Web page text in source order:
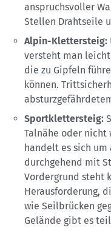
anspruchsvoller
Stellen Drahtseile
Alpin-Klettersteig:
versteht man
die zu Gipfeln
können.
Sportklettersteig:
Talnähe oder
handelt es sich um
durchgehend mit
Vordergrund steht
Herausforderung,
wie Seilbrücken
Gelände gibt es